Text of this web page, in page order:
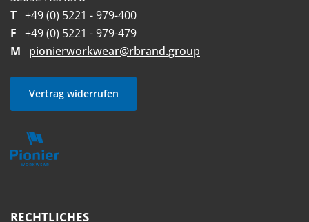
T +49 (0) 5221 - 979-400
F +49 (0) 5221 - 979-479
M
pionierworkwear@rbrand.group
Vertrag widerrufen
RECHTLICHES